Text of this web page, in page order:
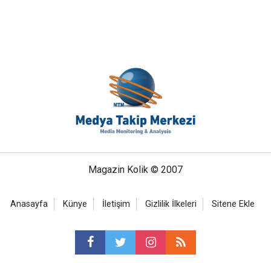
Magazin Kolik © 2007
Anasayfa Künye İletişim Gizlilik İlkeleri Sitene Ekle